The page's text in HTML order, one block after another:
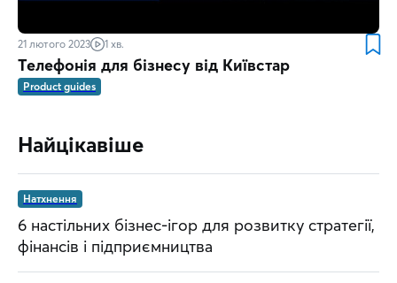
21 лютого 2023 1 хв.
Телефонія для бізнесу від Київстар
Product guides
Найцікавіше
Натхнення
6 настільних бізнес-ігор для розвитку стратегії,
фінансів і підприємництва